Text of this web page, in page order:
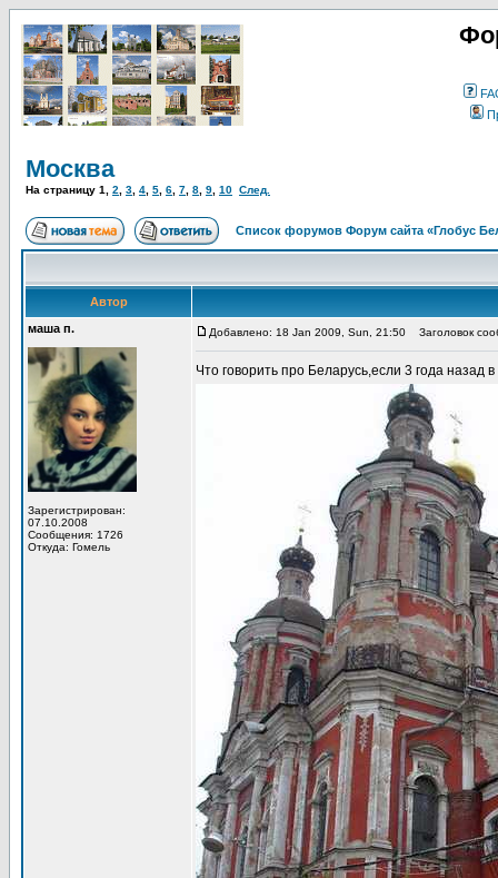
Москва
На страницу 1 2 3 4 5 6 7 8 9 10 След.
Список форумов Форум сайта «Глобус
Автор
маша п.
Зарегистрирован:
07.10.2008
Сообщения: 1726
Откуда: Гомель
Добавлено: 18 Jan 2009, Sun, 21:50 Заголовок
Что говорить про Беларусь,если 3 года назад